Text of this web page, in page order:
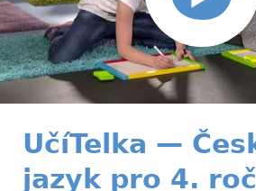
UčíTelka —
jazyk pro 4.